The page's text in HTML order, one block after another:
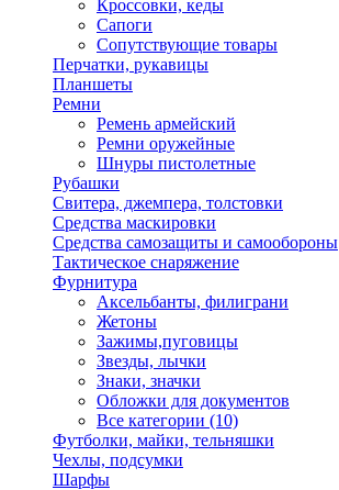
Кроссовки, кеды
Сапоги
Сопутствующие товары
Перчатки, рукавицы
Планшеты
Ремни
Ремень армейский
Ремни оружейные
Шнуры пистолетные
Рубашки
Свитера, джемпера, толстовки
Средства маскировки
Средства самозащиты и самообороны
Тактическое снаряжение
Фурнитура
Аксельбанты, филиграни
Жетоны
Зажимы,пуговицы
Звезды, лычки
Знаки, значки
Обложки для документов
Все категории (10)
Футболки, майки, тельняшки
Чехлы, подсумки
Шарфы